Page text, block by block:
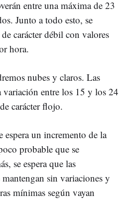
entre una máxima de 23
Junto a todo esto, se
carácter débil con valores
hora.
nubes y claros. Las
variación entre los 15 y los 24
carácter flojo.
espera un incremento de la
probable que se
se espera que las
sin variaciones y
mínimas según vayan